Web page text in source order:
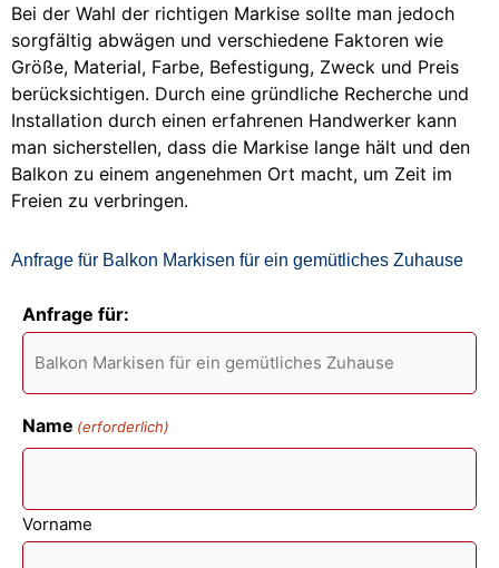
Bei der Wahl der richtigen Markise sollte man jedoch
sorgfältig abwägen und verschiedene Faktoren wie
Größe, Material, Farbe, Befestigung, Zweck und Preis
berücksichtigen. Durch eine gründliche Recherche und
Installation durch einen erfahrenen Handwerker kann
man sicherstellen, dass die Markise lange hält und den
Balkon zu einem angenehmen Ort macht, um Zeit im
Freien zu verbringen.
Anfrage für Balkon Markisen für ein gemütliches Zuhause
Anfrage für:
Name (erforderlich)
Vorname